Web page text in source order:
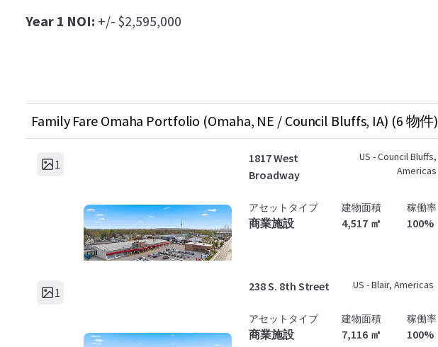
Year 1 NOI: +/- $2,595,000
Family Fare Omaha Portfolio (Omaha, NE / Council Bluffs, IA) (6 物件)
1
1817 West
Broadway
US - Council Bluffs,
Americas
アセットタイプ
商業施設
建物面積
4,517 ㎡
稼働率
100%
1 238 S. 8th Street US - Blair, Americas
アセットタイプ
商業施設
建物面積
7,116 ㎡
稼働率
100%